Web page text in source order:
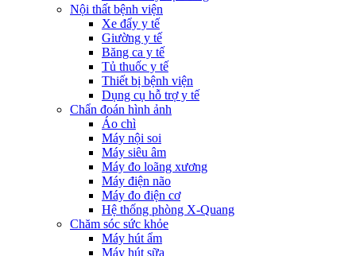
Nội thất bệnh viện
Xe đẩy y tế
Giường y tế
Băng ca y tế
Tủ thuốc y tế
Thiết bị bệnh viện
Dụng cụ hỗ trợ y tế
Chẩn đoán hình ảnh
Áo chì
Máy nội soi
Máy siêu âm
Máy đo loãng xương
Máy điện não
Máy đo điện cơ
Hệ thống phòng X-Quang
Chăm sóc sức khỏe
Máy hút ẩm
Máy hút sữa